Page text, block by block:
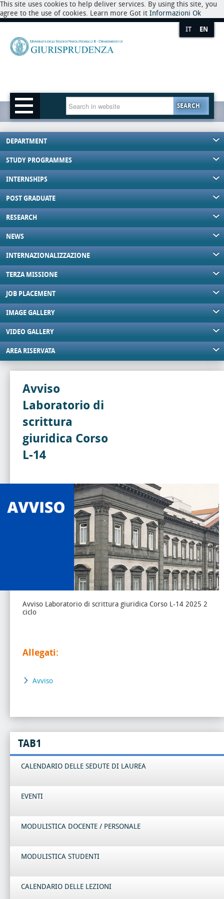
This site uses cookies to help deliver services. By using this site, you
agree to the use of cookies. Learn more Got it Informazioni Ok
IT EN
SEARCH
DEPARTMENT
STUDY PROGRAMMES
INTERNSHIPS
POST GRADUATE
RESEARCH
NEWS
INTERNAZIONALIZZAZIONE
TERZA MISSIONE
JOB PLACEMENT
IMAGE GALLERY
VIDEO GALLERY
AREA RISERVATA
Avviso
Laboratorio di
scrittura
giuridica Corso
L-14
Avviso Laboratorio di scrittura giuridica Corso L-14 2025 2
ciclo
Allegati:
Avviso
TAB1
CALENDARIO DELLE SEDUTE DI LAUREA
EVENTI
MODULISTICA DOCENTE / PERSONALE
MODULISTICA STUDENTI
CALENDARIO DELLE LEZIONI